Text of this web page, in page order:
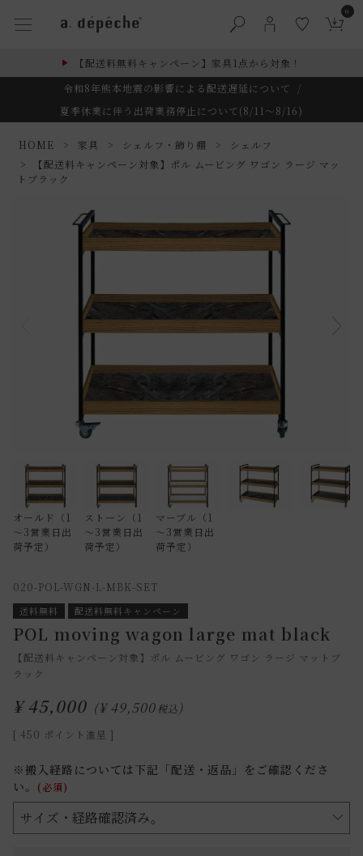
0
【配送料無料キャンペーン】家具1点から対象！
令和8年熊本地震の影響による配送遅延について
/
夏季休業に伴う出荷業務停止について(8/11～8/16)
HOME 家具 シェルフ・飾り棚
シェルフ
【配送料キャンペーン対象】ポル ムービング ワゴン ラージ マッ
トブラック
オールド（1
～3営業日出
荷予定）
ストーン（1
～3営業日出
荷予定）
マーブル（1
～3営業日出
荷予定）
020-POL-WGN-L-MBK-SET
送料無料 配送料無料キャンペーン
POL moving wagon large mat black
【配送料キャンペーン対象】ポル ムービング ワゴン ラージ マットブ
ラック
¥ 45,000 ¥ 49,500税込
[ 450 ポイント進呈 ]
※搬入経路については下記「配送・返品」をご確認くださ
い。
(必須)